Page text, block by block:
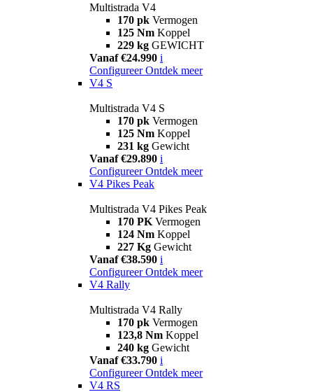
Multistrada V4
170 pk Vermogen
125 Nm Koppel
229 kg GEWICHT
Vanaf €24.990 i
Configureer Ontdek meer
V4 S
Multistrada V4 S
170 pk Vermogen
125 Nm Koppel
231 kg Gewicht
Vanaf €29.890 i
Configureer Ontdek meer
V4 Pikes Peak
Multistrada V4 Pikes Peak
170 PK Vermogen
124 Nm Koppel
227 Kg Gewicht
Vanaf €38.590 i
Configureer Ontdek meer
V4 Rally
Multistrada V4 Rally
170 pk Vermogen
123,8 Nm Koppel
240 kg Gewicht
Vanaf €33.790 i
Configureer Ontdek meer
V4 RS